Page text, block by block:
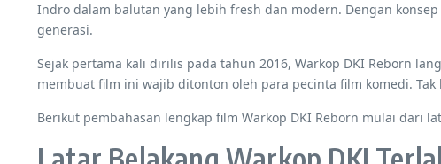
Indro dalam balutan yang lebih fresh dan modern. Dengan
generasi.
Sejak pertama kali dirilis pada tahun 2016, Warkop DKI Reborn
membuat film ini wajib ditonton oleh para pecinta film komedi.
Berikut pembahasan lengkap film Warkop DKI Reborn mulai dari